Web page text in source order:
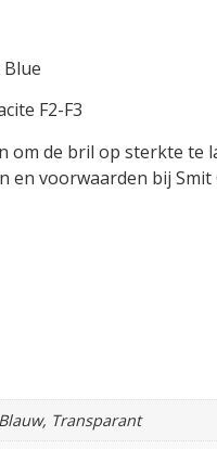
F2-F3
om de bril op sterkte te
en voorwaarden bij
Blauw, Transparant